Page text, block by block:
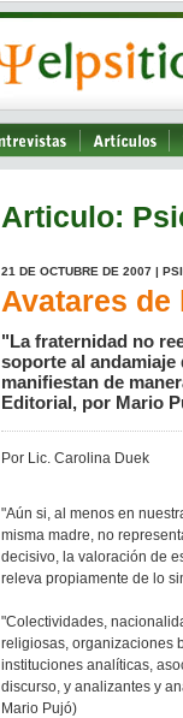
Articulo:
21 DE OCTUBRE DE 2007 |
Avatares de
"La fraternidad no
soporte al andamiaje
manifiestan de
Editorial, por Mario
Por Lic. Carolina Duek
"Aún si, al menos en
misma madre, no
decisivo, la valoración de
releva propiamente de lo
"Colectividades,
religiosas, organizaciones
instituciones analíticas,
discurso, y analizantes y
Mario Pujó)